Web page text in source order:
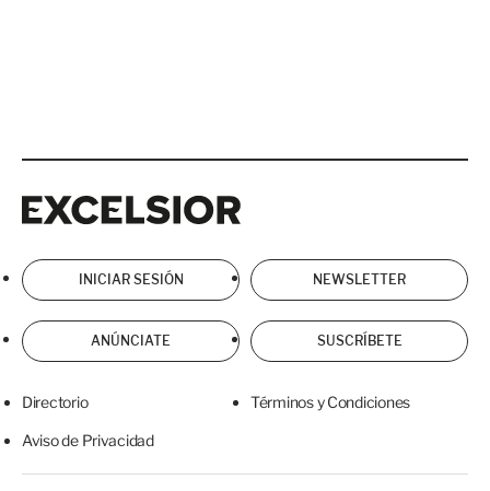
INICIAR SESIÓN NEWSLETTER
ANÚNCIATE SUSCRÍBETE
Directorio Términos y Condiciones
Aviso de Privacidad